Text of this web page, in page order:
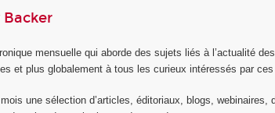
mensuelle qui aborde des sujets liés à l’actualité
et plus globalement à tous les curieux intéressés par ces
une sélection d’articles, éditoriaux, blogs,